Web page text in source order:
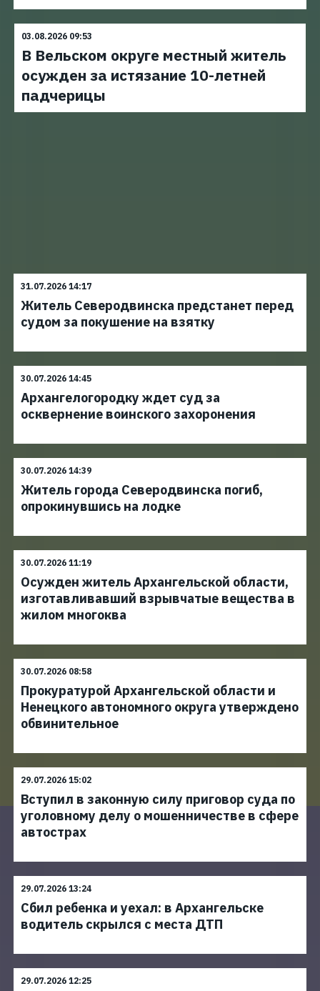
03.08.2026 09:53
В Вельском округе местный житель
осужден за истязание 10-летней
падчерицы
31.07.2026 14:17
Житель Северодвинска предстанет перед
судом за покушение на взятку
30.07.2026 14:45
Архангелогородку ждет суд за
осквернение воинского захоронения
30.07.2026 14:39
Житель города Северодвинска погиб,
опрокинувшись на лодке
30.07.2026 11:19
Осужден житель Архангельской области,
изготавливавший взрывчатые вещества в
жилом многоква
30.07.2026 08:58
Прокуратурой Архангельской области и
Ненецкого автономного округа утверждено
обвинительное
29.07.2026 15:02
Вступил в законную силу приговор суда по
уголовному делу о мошенничестве в сфере
автострах
29.07.2026 13:24
Сбил ребенка и уехал: в Архангельске
водитель скрылся с места ДТП
29.07.2026 12:25